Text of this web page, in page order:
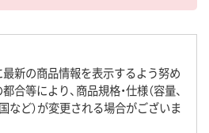
最新の商品情報を表示するよう努め
合等により、商品規格・仕様（容量、
など）が変更される場合がございま